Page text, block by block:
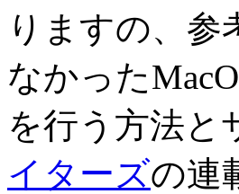
りますの、
なかった
を行う方法と
イターズの連